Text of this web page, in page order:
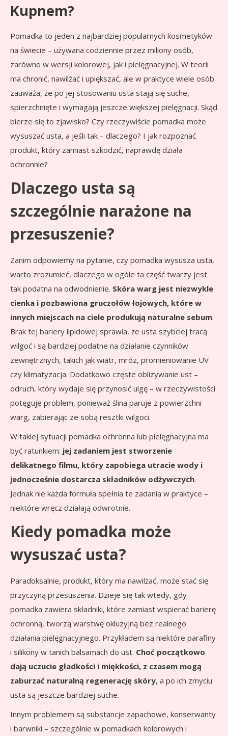
Kupnem?
Pomadka to jeden z najbardziej popularnych kosmetyków
na świecie – używana codziennie przez miliony osób,
zarówno w wersji kolorowej, jak i pielęgnacyjnej. W teorii
ma chronić, nawilżać i upiększać, ale w praktyce wiele osób
zauważa, że po jej stosowaniu usta stają się suche,
spierzchnięte i wymagają jeszcze większej pielęgnacji. Skąd
bierze się to zjawisko? Czy rzeczywiście pomadka może
wysuszać usta, a jeśli tak – dlaczego? I jak rozpoznać
produkt, który zamiast szkodzić, naprawdę działa
ochronnie?
Dlaczego usta są
szczególnie narażone na
przesuszenie?
Zanim odpowiemy na pytanie, czy pomadka wysusza usta,
warto zrozumieć, dlaczego w ogóle ta część twarzy jest
tak podatna na odwodnienie. Skóra warg jest niezwykle
cienka i pozbawiona gruczołów łojowych, które w
innych miejscach na ciele produkują naturalne sebum.
Brak tej bariery lipidowej sprawia, że usta szybciej tracą
wilgoć i są bardziej podatne na działanie czynników
zewnętrznych, takich jak wiatr, mróz, promieniowanie UV
czy klimatyzacja. Dodatkowo częste oblizywanie ust –
odruch, który wydaje się przynosić ulgę – w rzeczywistości
potęguje problem, ponieważ ślina paruje z powierzchni
warg, zabierając ze sobą resztki wilgoci.
W takiej sytuacji pomadka ochronna lub pielęgnacyjna ma
być ratunkiem: jej zadaniem jest stworzenie
delikatnego filmu, który zapobiega utracie wody i
jednocześnie dostarcza składników odżywczych.
Jednak nie każda formuła spełnia te zadania w praktyce –
niektóre wręcz działają odwrotnie.
Kiedy pomadka może
wysuszać usta?
Paradoksalnie, produkt, który ma nawilżać, może stać się
przyczyną przesuszenia. Dzieje się tak wtedy, gdy
pomadka zawiera składniki, które zamiast wspierać barierę
ochronną, tworzą warstwę okluzyjną bez realnego
działania pielęgnacyjnego. Przykładem są niektóre parafiny
i silikony w tanich balsamach do ust. Choć początkowo
dają uczucie gładkości i miękkości, z czasem mogą
zaburzać naturalną regenerację skóry, a po ich zmyciu
usta są jeszcze bardziej suche.
Innym problemem są substancje zapachowe, konserwanty
i barwniki – szczególnie w pomadkach kolorowych i